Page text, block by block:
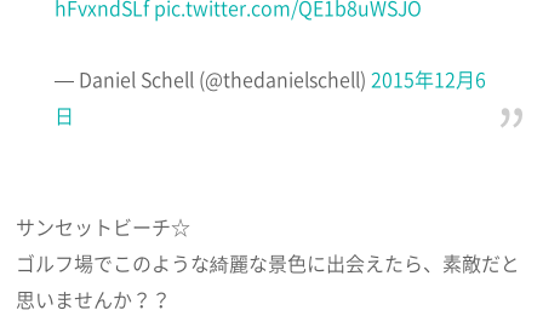
hFvxndSLfpic.twitter.com/QE1b8uWSJO
— Daniel Schell (@thedanielschell)2015年12月6
日
サンセットビーチ☆
ゴルフ場でこのような綺麗な景色に出会えたら、素敵だと
思いませんか？？